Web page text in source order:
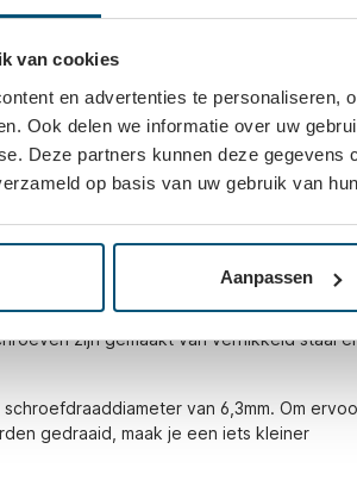
van cookies
en advertenties te personaliseren,
Ook delen we informatie over uw
Deze partners kunnen deze
op basis van uw gebruik van
Aanpassen
en meubelbeslag te monteren. Denk
zijn gemaakt van vernikkeld staal
van 6,3mm. Om
gedraaid, maak je een iets kleiner